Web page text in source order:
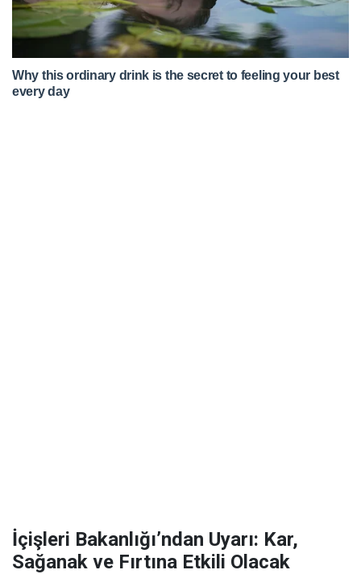
İçişleri Bakanlığı’ndan Uyarı: Kar,
Sağanak ve Fırtına Etkili Olacak